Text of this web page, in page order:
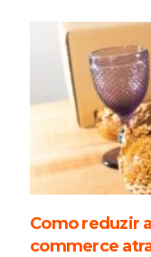
Como reduzir
commerce